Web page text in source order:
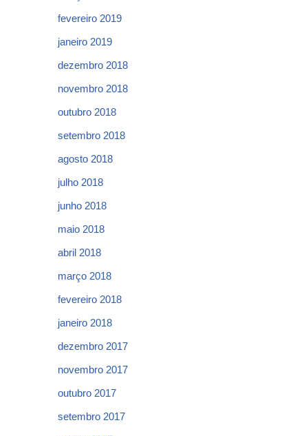
fevereiro 2019
janeiro 2019
dezembro 2018
novembro 2018
outubro 2018
setembro 2018
agosto 2018
julho 2018
junho 2018
maio 2018
abril 2018
março 2018
fevereiro 2018
janeiro 2018
dezembro 2017
novembro 2017
outubro 2017
setembro 2017